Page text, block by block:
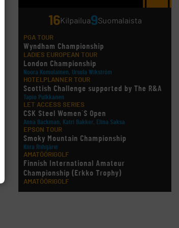
16Kilpailua9Suomalaista
PGA TOUR
Wyndham Championship
LADIES EUROPEAN TOUR
London Championship
Noora Komulainen, Ursula Wikström
HOTELPLANNER TOUR
Scottish Challenge supported by The R&A
Tapio Pulkkanen
LET ACCESS SERIES
CSK Steel Women´S Open
Anna Backman, Katri Bakker, Elina Saksa
EPSON TOUR
Smoky Mountain Championship
Kiira Riihijärvi
AMATÖÖRIGOLF
Finnish International Amateur
Championship (Erkko Trophy)
AMATÖÖRIGOLF
Finnish International Ladies' Amateur